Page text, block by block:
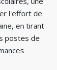
l'effort de
en tirant
postes de